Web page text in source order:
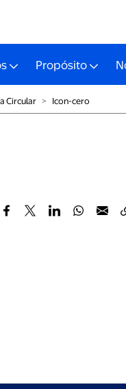
Propósito
Circular ˃ Icon-cero